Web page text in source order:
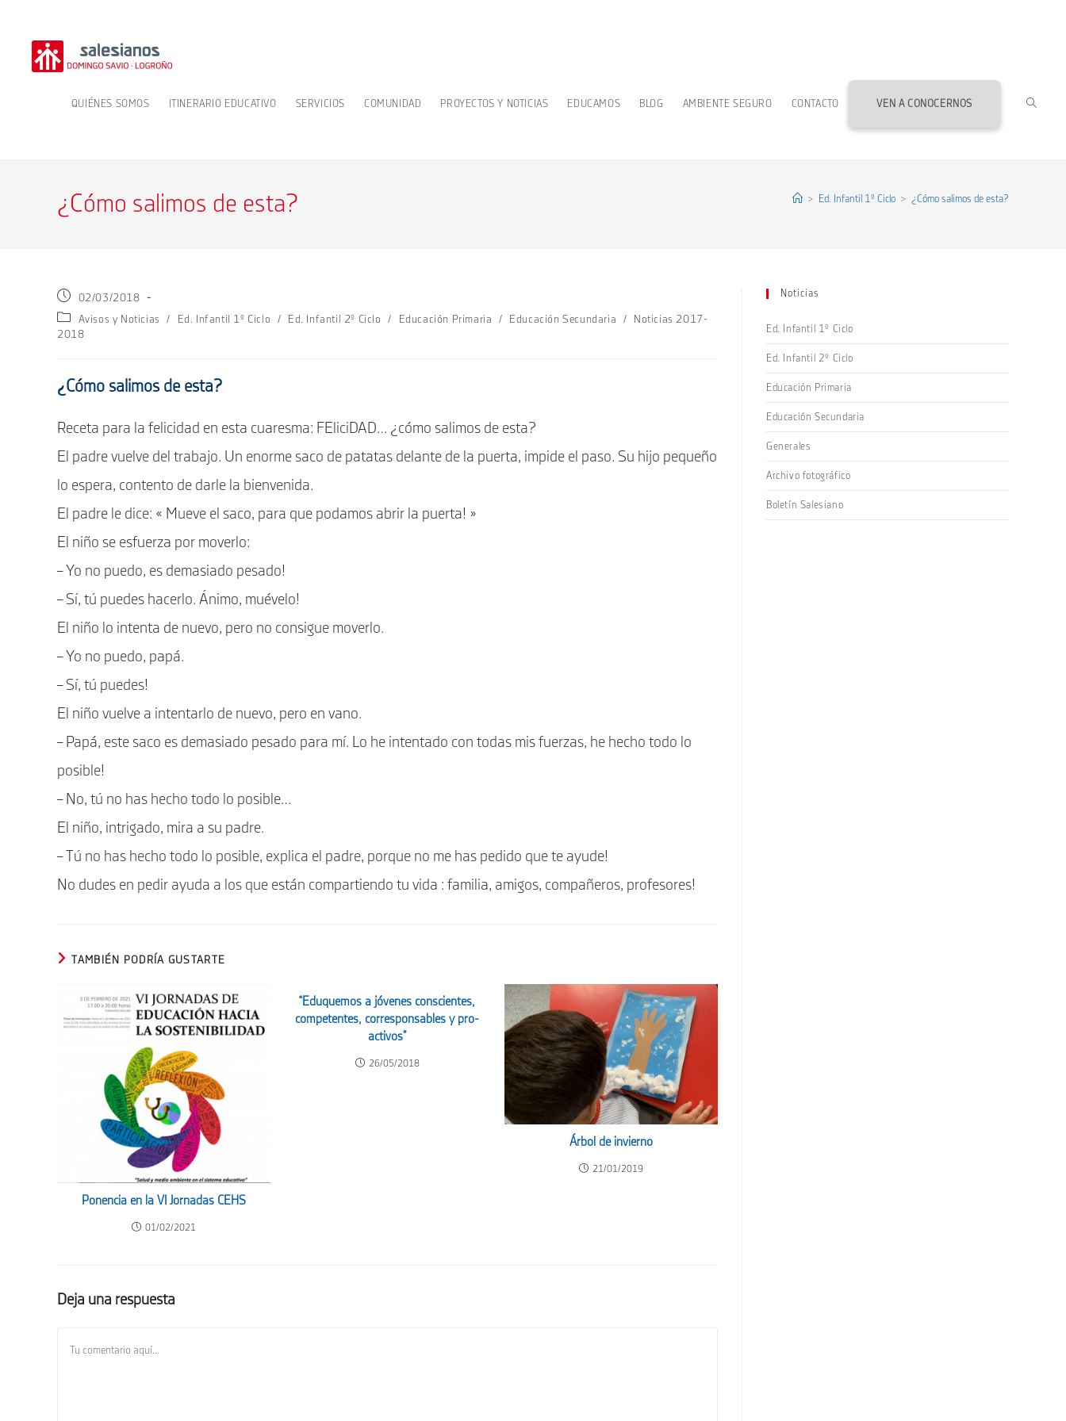
contenido
QUIÉNES SOMOS ITINERARIO EDUCATIVO SERVICIOS COMUNIDAD PROYECTOS Y NOTICIAS EDUCAMOS BLOG AMBIENTE SEGURO CONTACTO VEN A CONOCERNOS
¿Cómo salimos de esta? > Ed. Infantil 1º Ciclo > ¿Cómo salimos de esta?
Publicación
de
la
entrada:
02/03/2018
Categoría
de
Avisos y Noticias / Ed. Infantil 1º Ciclo / Ed. Infantil 2º Ciclo / Educación Primaria / Educación Secundaria /
Noticias 2017-
2018
¿Cómo salimos de esta?
Receta para la felicidad en esta cuaresma: FEliciDAD… ¿cómo salimos de esta?
El padre vuelve del trabajo. Un enorme saco de patatas delante de la puerta, impide el paso. Su hijo pequeño
lo espera, contento de darle la bienvenida.
El padre le dice: « Mueve el saco, para que podamos abrir la puerta! »
El niño se esfuerza por moverlo:
– Yo no puedo, es demasiado pesado!
– Sí, tú puedes hacerlo. Ánimo, muévelo!
El niño lo intenta de nuevo, pero no consigue moverlo.
– Yo no puedo, papá.
– Sí, tú puedes!
El niño vuelve a intentarlo de nuevo, pero en vano.
– Papá, este saco es demasiado pesado para mí. Lo he intentado con todas mis fuerzas, he hecho todo lo
posible!
– No, tú no has hecho todo lo posible…
El niño, intrigado, mira a su padre.
– Tú no has hecho todo lo posible, explica el padre, porque no me has pedido que te ayude!
No dudes en pedir ayuda a los que están compartiendo tu vida : familia, amigos, compañeros, profesores!
TAMBIÉN PODRÍA GUSTARTE
Ponencia en la VI Jornadas CEHS
01/02/2021
“Eduquemos a jóvenes conscientes,
competentes, corresponsables y pro-
activos”
26/05/2018
Árbol de invierno
21/01/2019
Deja una respuesta
Noticias
Ed. Infantil 1º Ciclo
Ed. Infantil 2º Ciclo
Educación Primaria
Educación Secundaria
Generales
Archivo fotográfico
Boletín Salesiano